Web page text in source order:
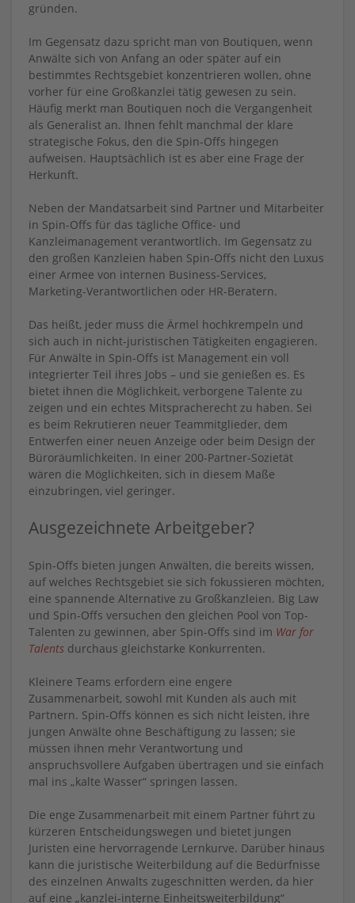
gründen.
Im Gegensatz dazu spricht man von Boutiquen, wenn
Anwälte sich von Anfang an oder später auf ein
bestimmtes Rechtsgebiet konzentrieren wollen, ohne
vorher für eine Großkanzlei tätig gewesen zu sein.
Häufig merkt man Boutiquen noch die Vergangenheit
als Generalist an. Ihnen fehlt manchmal der klare
strategische Fokus, den die Spin-Offs hingegen
aufweisen. Hauptsächlich ist es aber eine Frage der
Herkunft.
Neben der Mandatsarbeit sind Partner und Mitarbeiter
in Spin-Offs für das tägliche Office- und
Kanzleimanagement verantwortlich. Im Gegensatz zu
den großen Kanzleien haben Spin-Offs nicht den Luxus
einer Armee von internen Business-Services,
Marketing-Verantwortlichen oder HR-Beratern.
Das heißt, jeder muss die Ärmel hochkrempeln und
sich auch in nicht-juristischen Tätigkeiten engagieren.
Für Anwälte in Spin-Offs ist Management ein voll
integrierter Teil ihres Jobs – und sie genießen es. Es
bietet ihnen die Möglichkeit, verborgene Talente zu
zeigen und ein echtes Mitspracherecht zu haben. Sei
es beim Rekrutieren neuer Teammitglieder, dem
Entwerfen einer neuen Anzeige oder beim Design der
Büroräumlichkeiten. In einer 200-Partner-Sozietät
wären die Möglichkeiten, sich in diesem Maße
einzubringen, viel geringer.
Ausgezeichnete Arbeitgeber?
Spin-Offs bieten jungen Anwälten, die bereits wissen,
auf welches Rechtsgebiet sie sich fokussieren möchten,
eine spannende Alternative zu Großkanzleien. Big Law
und Spin-Offs versuchen den gleichen Pool von Top-
Talenten zu gewinnen, aber Spin-Offs sind im War for
Talents durchaus gleichstarke Konkurrenten.
Kleinere Teams erfordern eine engere
Zusammenarbeit, sowohl mit Kunden als auch mit
Partnern. Spin-Offs können es sich nicht leisten, ihre
jungen Anwälte ohne Beschäftigung zu lassen; sie
müssen ihnen mehr Verantwortung und
anspruchsvollere Aufgaben übertragen und sie einfach
mal ins „kalte Wasser“ springen lassen.
Die enge Zusammenarbeit mit einem Partner führt zu
kürzeren Entscheidungswegen und bietet jungen
Juristen eine hervorragende Lernkurve. Darüber hinaus
kann die juristische Weiterbildung auf die Bedürfnisse
des einzelnen Anwalts zugeschnitten werden, da hier
auf eine „kanzlei-interne Einheitsweiterbildung“